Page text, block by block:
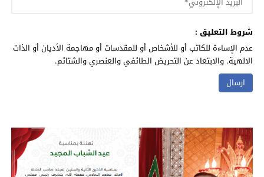
شروط التعليق :
عدم الإساءة للكاتب أو للأشخاص أو للمقدسات أو مهاجمة الأديان أو الذات
الالهية. والابتعاد عن التحريض الطائفي والعنصري والشتائم.